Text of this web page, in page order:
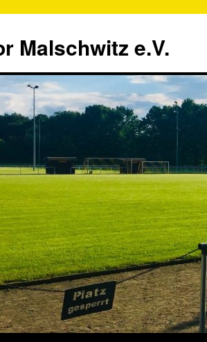
Malschwitz e.V.